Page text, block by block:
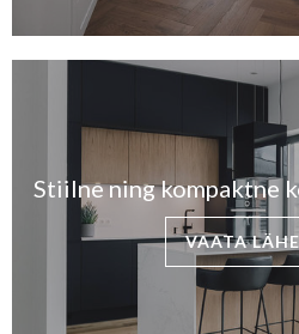
Stiilne ning kompaktne
VAATA